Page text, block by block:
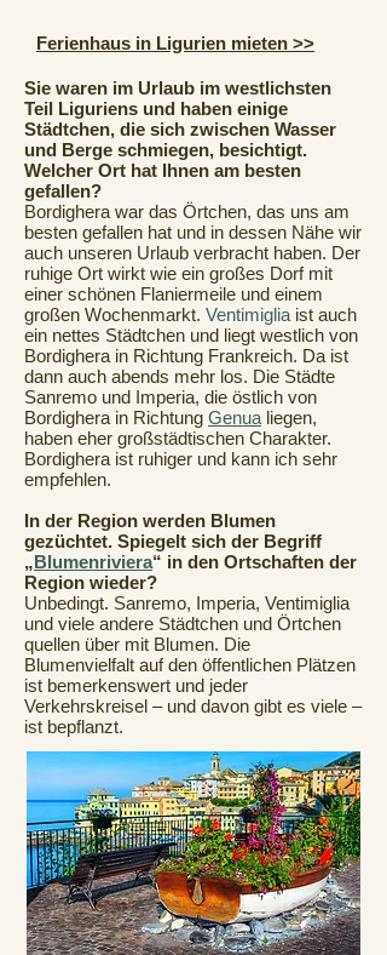
Ferienhaus in Ligurien mieten >>
Sie waren im Urlaub im westlichsten
Teil Liguriens und haben einige
Städtchen, die sich zwischen Wasser
und Berge schmiegen, besichtigt.
Welcher Ort hat Ihnen am besten
gefallen?
Bordighera war das Örtchen, das uns am
besten gefallen hat und in dessen Nähe wir
auch unseren Urlaub verbracht haben. Der
ruhige Ort wirkt wie ein großes Dorf mit
einer schönen Flaniermeile und einem
großen Wochenmarkt. Ventimiglia ist auch
ein nettes Städtchen und liegt westlich von
Bordighera in Richtung Frankreich. Da ist
dann auch abends mehr los. Die Städte
Sanremo und Imperia, die östlich von
Bordighera in Richtung Genua liegen,
haben eher großstädtischen Charakter.
Bordighera ist ruhiger und kann ich sehr
empfehlen.
In der Region werden Blumen
gezüchtet. Spiegelt sich der Begriff
„Blumenriviera“ in den Ortschaften der
Region wieder?
Unbedingt. Sanremo, Imperia, Ventimiglia
und viele andere Städtchen und Örtchen
quellen über mit Blumen. Die
Blumenvielfalt auf den öffentlichen Plätzen
ist bemerkenswert und jeder
Verkehrskreisel – und davon gibt es viele –
ist bepflanzt.